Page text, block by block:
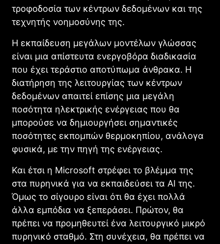
τροφοδοσία των κέντρων δεδομένων και της
τεχνητής νοημοσύνης της.
Η εκπαίδευση μεγάλων μοντέλων γλώσσας
είναι μια απίστευτα ενεργοβόρα διαδικασία
που έχει τεράστιο αποτύπωμα άνθρακα. Η
διατήρηση της λειτουργίας των κέντρων
δεδομένων απαιτεί επίσης μια μεγάλη
ποσότητα ηλεκτρικής ενέργειας που θα
μπορούσε να δημιουργήσει σημαντικές
ποσότητες εκπομπών θερμοκηπίου, ανάλογα
φυσικά, με την πηγή της ενέργειας.
Και έτσι η Microsoft στρέφει το βλέμμα της
στα πυρηνικά για να εκπαιδεύσει τα AI της.
Όμως το σίγουρο είναι ότι θα έχει πολλά
άλλα εμπόδια να ξεπεράσει. Πρώτον, θα
πρέπει να προμηθευτεί ένα λειτουργικό μικρό
πυρηνικό σταθμό. Στη συνέχεια, θα πρέπει να